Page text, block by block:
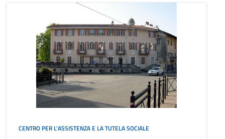
CENTRO PER L'ASSISTENZA E LA TUTELA SOCIALE